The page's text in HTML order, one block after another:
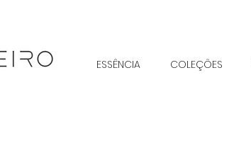
ESSÊNCIA COLEÇÕES